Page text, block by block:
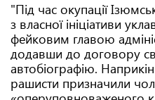
"Під час окупації
з власної ініціативи
фейковим главою
додавши до договору
автобіографію.
рашисти призначили